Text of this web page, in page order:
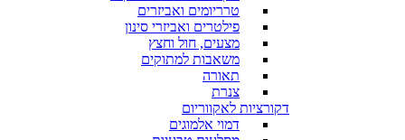
טרריומים ואביזרים
פילטרים ואביזרי סינון
מצעים, חול וחצץ
משאבות למתוקים
תאורה
צנרת
דקורציות לאקווריום
דמוי אלמוגים